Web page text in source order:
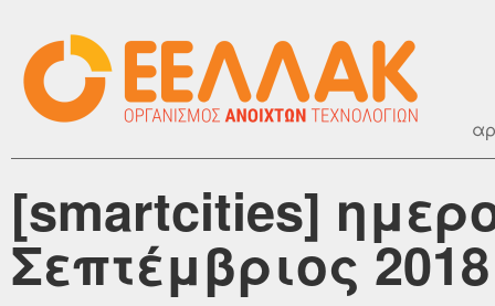
[smartcities]
Σεπτέμβριος 2018